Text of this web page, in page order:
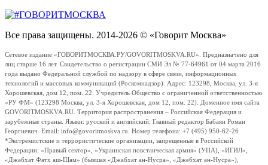
Все права защищены. 2014-2026 © «Говорит Москва»
Сетевое издание «ГОВОРИТМОСКВА.РУ/GOVORITMOSKVA.RU». Предназначено для
лиц старше 16 лет. Свидетельство о регистрации СМИ Эл № 77-64961 от 04 марта 2016
года выдано Федеральной службой по надзору в сфере связи, информационных
технологий и массовых коммуникаций (Роскомнадзор). Адрес: 123298, Москва, ул. 3-я
Хорошевская, дом 12, пом. 22. Учредитель Общество с ограниченной ответственностью
«РУ ФМ» (123298 Москва, ул. 3-я Хорошевская, дом 12, пом. 22). Доменное имя сайта
GOVORITMOSKVA.RU. Территория распространения – Российская Федерация и
зарубежные страны. Языки: русский и английский. Главный редактор Бабаян Роман
Георгиевич. Email: info@govoritmoskva.ru. Номер телефона: +7 (495) 950-62-26
*Экстремистские и террористические организации, запрещенные в Российской
Федерации: «Правый сектор», «Украинская повстанческая армия» (УПА), «ИГИЛ»,
«Джабхат Фатх аш-Шам» (бывшая «Джабхат ан-Нусра», «Джебхат ан-Нусра»),